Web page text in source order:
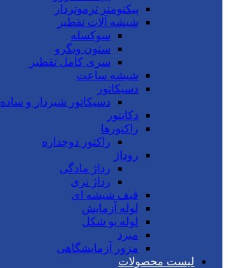
پیکنومتر ترموتردار
شیشه آلات تقطیر
سوکسله
ستون ویگرو
سری کامل تقطیر
شیشه ساعت
دسیکاتور
دسیکاتور شیردار و ساده
دکانتور
راکتورها
راکتور دوجداره
روداژ
رداژ مادگی
رداژ نری
قیف شیشه ای
لوله آزمایش
لوله یو شکل
مبرد
مزور آزمایشگاهی
لیست محصولات